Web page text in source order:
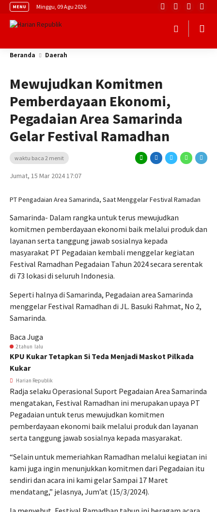
MENU Minggu, 09 Agu 2026
Beranda Daerah
Mewujudkan Komitmen
Pemberdayaan Ekonomi,
Pegadaian Area Samarinda
Gelar Festival Ramadhan
waktu baca 2 menit
Jumat, 15 Mar 2024 17:07
PT Pengadaian Area Samarinda, Saat Menggelar Festival Ramadan
Samarinda- Dalam rangka untuk terus mewujudkan
komitmen pemberdayaan ekonomi baik melalui produk dan
layanan serta tanggung jawab sosialnya kepada
masyarakat PT Pegadaian kembali menggelar kegiatan
Festival Ramadhan Pegadaian Tahun 2024 secara serentak
di 73 lokasi di seluruh Indonesia.
Seperti halnya di Samarinda, Pegadaian area Samarinda
menggelar Festival Ramadhan di JL. Basuki Rahmat, No 2,
Samarinda.
Baca Juga
2 tahun lalu
KPU Kukar Tetapkan Si Teda Menjadi Maskot Pilkada
Kukar
Harian Republik
Radja selaku Operasional Suport Pegadaian Area Samarinda
mengatakan, Festival Ramadhan ini merupakan upaya PT
Pegadaian untuk terus mewujudkan komitmen
pemberdayaan ekonomi baik melalui produk dan layanan
serta tanggung jawab sosialnya kepada masyarakat.
“Selain untuk memeriahkan Ramadhan melalui kegiatan ini
kami juga ingin menunjukkan komitmen dari Pegadaian itu
sendiri dan acara ini kami gelar Sampai 17 Maret
mendatang,” jelasnya, Jum’at (15/3/2024).